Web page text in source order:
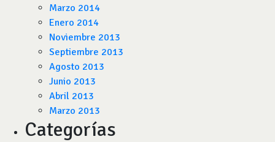
Marzo 2014
Enero 2014
Noviembre 2013
Septiembre 2013
Agosto 2013
Junio 2013
Abril 2013
Marzo 2013
Categorías